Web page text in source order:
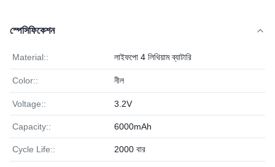
স্পেসিফিকেশন
Material:: লাইফপো 4 লিথিয়াম ব্যাটারি
Color:: নীল
Voltage:: 3.2V
Capacity:: 6000mAh
Cycle Life:: 2000 বার